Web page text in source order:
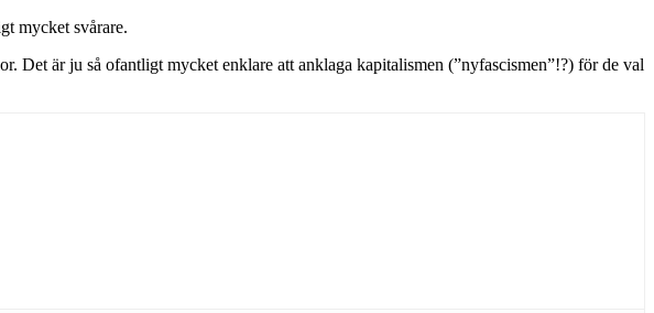
mycket svårare.
Det är ju så ofantligt mycket enklare att anklaga kapitalismen (”nyfascismen”!?) för de val